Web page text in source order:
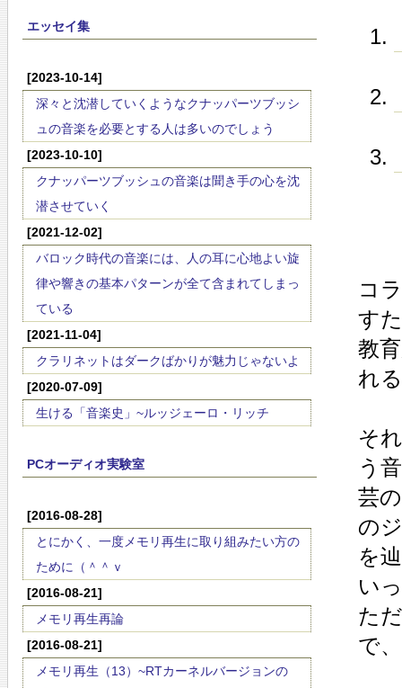
エッセイ集
[2023-10-14]
深々と沈潜していくようなクナッパーツブッシ
ュの音楽を必要とする人は多いのでしょう
[2023-10-10]
クナッパーツブッシュの音楽は聞き手の心を沈
潜させていく
[2021-12-02]
バロック時代の音楽には、人の耳に心地よい旋
律や響きの基本パターンが全て含まれてしまっ
ている
[2021-11-04]
クラリネットはダークばかりが魅力じゃないよ
[2020-07-09]
生ける「音楽史」~ルッジェーロ・リッチ
PCオーディオ実験室
[2016-08-28]
とにかく、一度メモリ再生に取り組みたい方の
ために（＾＾ｖ
[2016-08-21]
メモリ再生再論
[2016-08-21]
メモリ再生（13）~RTカーネルバージョンの
コ
す
教
れ
そ
う
芸
の
を
い
た
で